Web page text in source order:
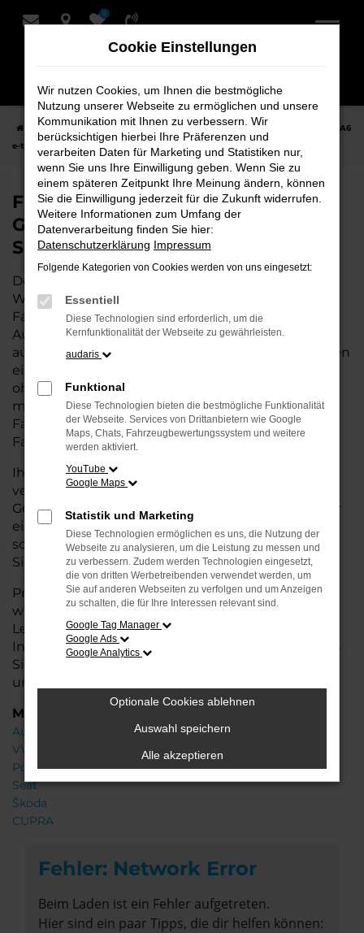
Zum
0
Startseite Weyhe Audi Audi A6 e-tron
Finden Sie Ihren Audi A6
e-tron Gebrauchtwagen für Weyhe bei Schmidt + Koch
Finden Sie Ihren Audi A6 e-tron
Gebrauchtwagen für Weyhe bei
Schmidt + Koch
Der Audi A6 e-tron ist die perfekte Wahl für alle in
Weyhe, die ein zuverlässiges und modernes
Fahrzeug suchen.Mit seiner erstklassigen
Ausstattung, der niedrigen Laufleistung und der
ausgezeichneten Pflege ist dieser Gebrauchtwagen
eine kostengünstige Alternative zum Neuwagen,
ohne auf Komfort und Qualität verzichten zu
müssen. Ob im Stadtverkehr oder für längere
Fahrten, der A6 e-tron überzeugt durch
Fahrkomfort, Sicherheit und Wirtschaftlichkeit.
Ihr Audi Autohaus in Weyhe ist Ihr
vertrauenswürdiger Partner, wenn es um
Gebrauchtwagen geht. Wir bieten Ihnen nicht nur
eine große Auswahl an geprüften Fahrzeugen,
sondern auch eine fachkundige Beratung, damit
Sie das für Sie passende Modell finden.
Profitieren Sie von unseren zusätzlichenServices
wie attraktiven Finanzierungsmöglichkeiten,
Leasingangeboten und der bequemen
Inzahlungnahme Ihres alten Fahrzeugs. Besuchen
Sie uns und überzeugen Sie sich von der Qualität
und dem Service, den wir Ihnen bieten!
Marken
Audi
VW
Porsche
Seat
Škoda
CUPRA
Fehler: Network Error
Beim Laden ist ein Fehler aufgetreten.
Hier sind ein paar Tipps, die dir helfen können:
Cookie Einstellungen
Wir nutzen Cookies, um Ihnen die bestmögliche
Nutzung unserer Webseite zu ermöglichen und unsere
Kommunikation mit Ihnen zu verbessern. Wir
berücksichtigen hierbei Ihre Präferenzen und
verarbeiten Daten für Marketing und Statistiken nur,
wenn Sie uns Ihre Einwilligung geben. Wenn Sie zu
einem späteren Zeitpunkt Ihre Meinung ändern, können
Sie die Einwilligung jederzeit für die Zukunft widerrufen.
Weitere Informationen zum Umfang der
Datenverarbeitung finden Sie hier:
Datenschutzerklärung Impressum
Folgende Kategorien von Cookies werden von uns eingesetzt:
Essentiell
Diese Technologien sind erforderlich, um die
Kernfunktionalität der Webseite zu gewährleisten.
audaris
Funktional
Diese Technologien bieten die bestmögliche Funktionalität
der Webseite. Services von Drittanbietern wie Google
Maps, Chats, Fahrzeugbewertungssystem und weitere
werden aktiviert.
YouTube
Google Maps
Statistik und Marketing
Diese Technologien ermöglichen es uns, die Nutzung der
Webseite zu analysieren, um die Leistung zu messen und
zu verbessern. Zudem werden Technologien eingesetzt,
die von dritten Werbetreibenden verwendet werden, um
Sie auf anderen Webseiten zu verfolgen und um Anzeigen
zu schalten, die für Ihre Interessen relevant sind.
Google Tag Manager
Google Ads
Google Analytics
Optionale Cookies ablehnen
Auswahl speichern
Alle akzeptieren